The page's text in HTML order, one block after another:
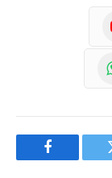
Facebook